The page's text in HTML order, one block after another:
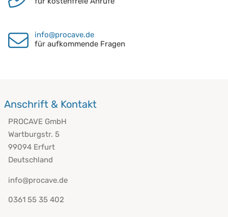
info@procave.de
für aufkommende Fragen
Anschrift & Kontakt
PROCAVE GmbH
Wartburgstr. 5
99094 Erfurt
Deutschland
info@procave.de
0361 55 35 402